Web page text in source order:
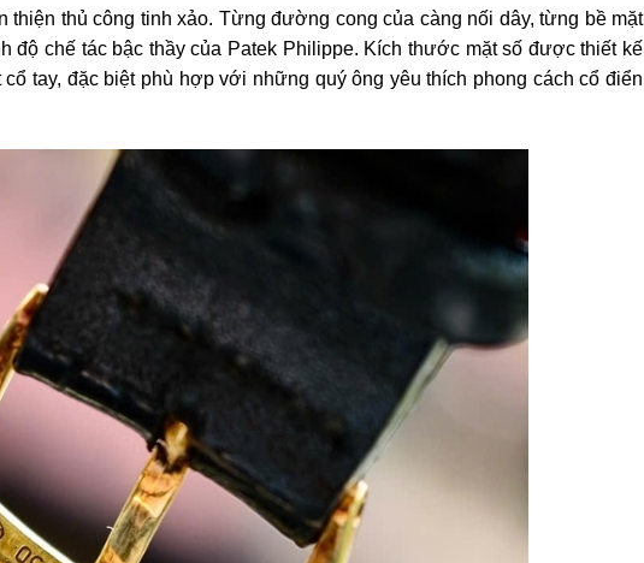
thủ công tinh xảo. Từng đường cong của càng nối dây, từng bề mặt
độ chế tác bậc thầy của Patek Philippe. Kích thước mặt số được thiết kế
tay, đặc biệt phù hợp với những quý ông yêu thích phong cách cổ điển